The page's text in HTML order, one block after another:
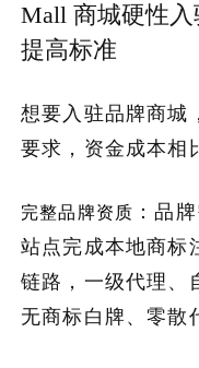
Mall 商城硬性
提高标准
想要入驻品牌商城
要求，资金成本相
完整品牌资质 ：品
站点完成本地商标
链路，一级代理、
无商标白牌、零散